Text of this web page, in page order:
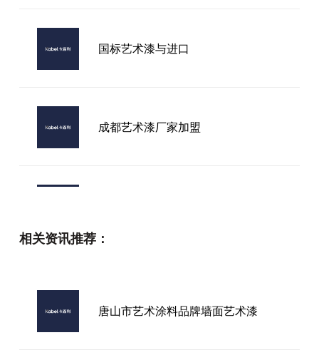
国标艺术漆与进口
成都艺术漆厂家加盟
相关资讯推荐：
唐山市艺术涂料品牌墙面艺术漆